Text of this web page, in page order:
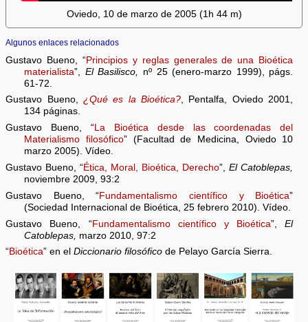
Oviedo, 10 de marzo de 2005 (1h 44 m)
Algunos enlaces relacionados
Gustavo Bueno, “Principios y reglas generales de una Bioética
materialista”, El Basilisco,
nº 25 (enero-marzo 1999), págs.
61-72.
Gustavo Bueno, ¿Qué es la Bioética?, Pentalfa, Oviedo 2001,
134 páginas.
Gustavo Bueno, “La Bioética desde las coordenadas del
Materialismo filosófico” (Facultad de Medicina, Oviedo 10
marzo 2005). Vídeo.
Gustavo Bueno, “Ética, Moral, Bioética, Derecho”,El Catoblepas,
noviembre 2009, 93:2
Gustavo Bueno, “Fundamentalismo científico y Bioética”
(Sociedad Internacional de Bioética, 25 febrero 2010). Vídeo.
Gustavo Bueno, “Fundamentalismo científico y Bioética”,El
Catoblepas, marzo 2010, 97:2
“Bioética” en elDiccionario filosófico de Pelayo García Sierra.